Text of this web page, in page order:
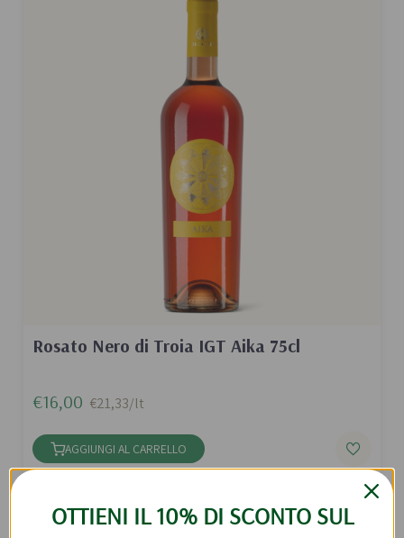
Rosato Nero di Troia IGT Aika 75cl
€16,00 €21,33/lt
AGGIUNGI AL CARRELLO
OTTIENI IL 10% DI SCONTO SUL